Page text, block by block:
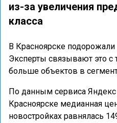
из-за увеличения
класса
В Красноярске
Эксперты связывают это с
больше объектов в
По данным сервиса
Красноярске медианная
новостройках равнялась